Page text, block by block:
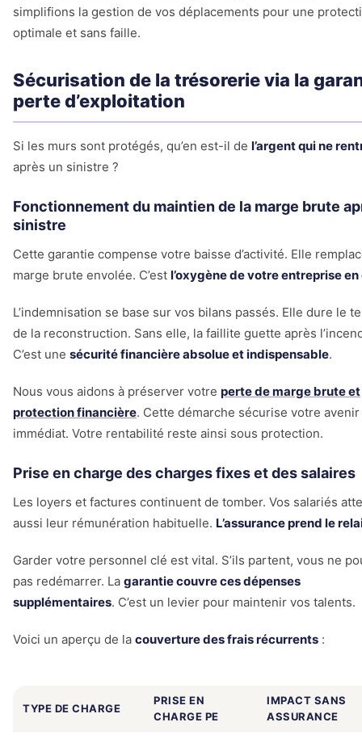
simplifions la gestion de vos déplacements pour une
optimale et sans faille.
Sécurisation de la trésorerie via la
perte d’exploitation
Si les murs sont protégés, qu’en est-il de l’argent qui ne
après un sinistre ?
Fonctionnement du maintien de la marge brute
sinistre
Cette garantie compense votre baisse d’activité. Elle
marge brute envolée. C’est l’oxygène de votre entreprise
L’indemnisation se base sur vos bilans passés. Elle dure le
de la reconstruction. Sans elle, la faillite guette après
C’est une sécurité financière absolue et indispensable.
Nous vous aidons à préserver votre perte de marge brute et
protection financière. Cette démarche sécurise votre avenir
immédiat. Votre rentabilité reste ainsi sous protection.
Prise en charge des charges fixes et des salaires
Les loyers et factures continuent de tomber. Vos salariés
aussi leur rémunération habituelle. L’assurance prend le
Garder votre personnel clé est vital. S’ils partent, vous ne
pas redémarrer. La garantie couvre ces dépenses
supplémentaires. C’est un levier pour maintenir vos talents.
Voici un aperçu de la couverture des frais récurrents :
TYPE DE CHARGE
PRISE EN
CHARGE PE
IMPACT SANS
ASSURANCE